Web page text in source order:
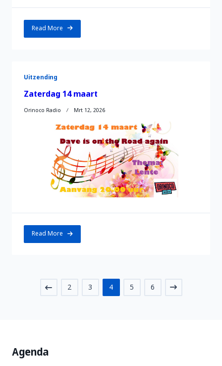
Read More
Uitzending
Zaterdag 14 maart
Orinoco Radio Mrt 12, 2026
Read More
2 3 4 5 6
Agenda